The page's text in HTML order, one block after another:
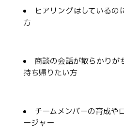
ヒアリングはしている
方
商談の会話が散らかりが
持ち帰りたい方
チームメンバーの育成や
ージャー